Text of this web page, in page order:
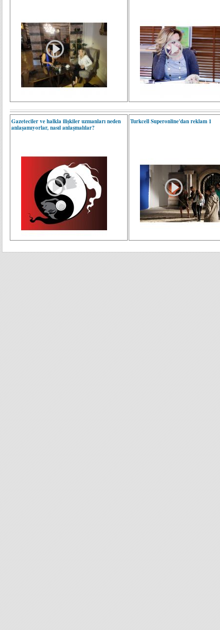
Gazeteciler ve halkla ilişkiler uzmanları neden
anlaşamıyorlar, nasıl anlaşmalılar?
Turkcell Superonline'dan reklam 1